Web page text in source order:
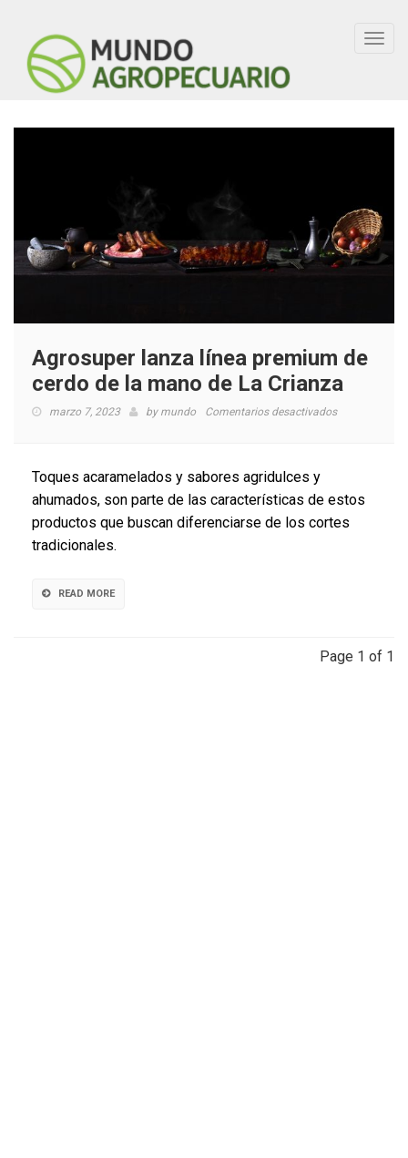
Agrosuper lanza línea premium de
cerdo de la mano de La Crianza
marzo 7, 2023 by mundo Comentarios desactivadosen
de
cerdo
Toques acaramelados y sabores agridulces y
ahumados, son parte de las características de estos
productos que buscan diferenciarse de los cortes
tradicionales.
READ MORE
Page 1 of 1